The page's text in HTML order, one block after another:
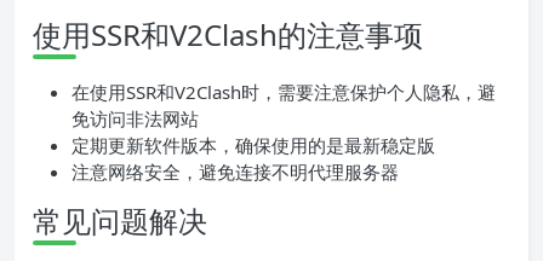
使用SSR和V2Clash的注意事项
在使用SSR和V2Clash时，需要注意保护个人隐私，避
免访问非法网站
定期更新软件版本，确保使用的是最新稳定版
注意网络安全，避免连接不明代理服务器
常见问题解决